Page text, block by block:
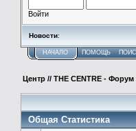
Войти
Новости:
НАЧАЛО ПОМОЩЬ
Центр // THE CENTRE - Форум
Общая Статистика